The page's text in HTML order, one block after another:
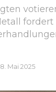
fordert
8. Mai 2025